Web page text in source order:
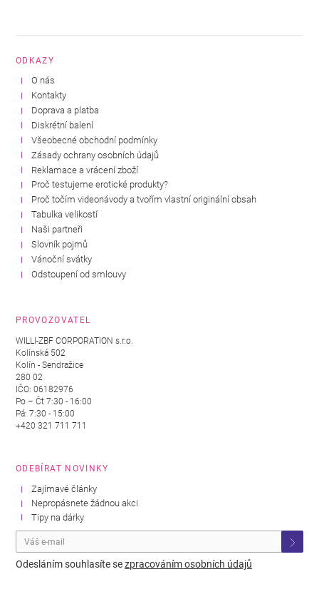
ODKAZY
O nás
Kontakty
Doprava a platba
Diskrétní balení
Všeobecné obchodní podmínky
Zásady ochrany osobních údajů
Reklamace a vrácení zboží
Proč testujeme erotické produkty?
Proč točím videonávody a tvořím vlastní originální obsah
Tabulka velikostí
Naši partneři
Slovník pojmů
Vánoční svátky
Odstoupení od smlouvy
PROVOZOVATEL
WILLI-ZBF CORPORATION s.r.o.
Kolínská 502
Kolín - Sendražice
280 02
IČO: 06182976
Po – Čt 7:30 - 16:00
Pá: 7:30 - 15:00
+420 321 711 711
ODEBÍRAT NOVINKY
Zajímavé články
Nepropásnete žádnou akci
Tipy na dárky
Odesláním souhlasíte sezpracováním osobních údajů